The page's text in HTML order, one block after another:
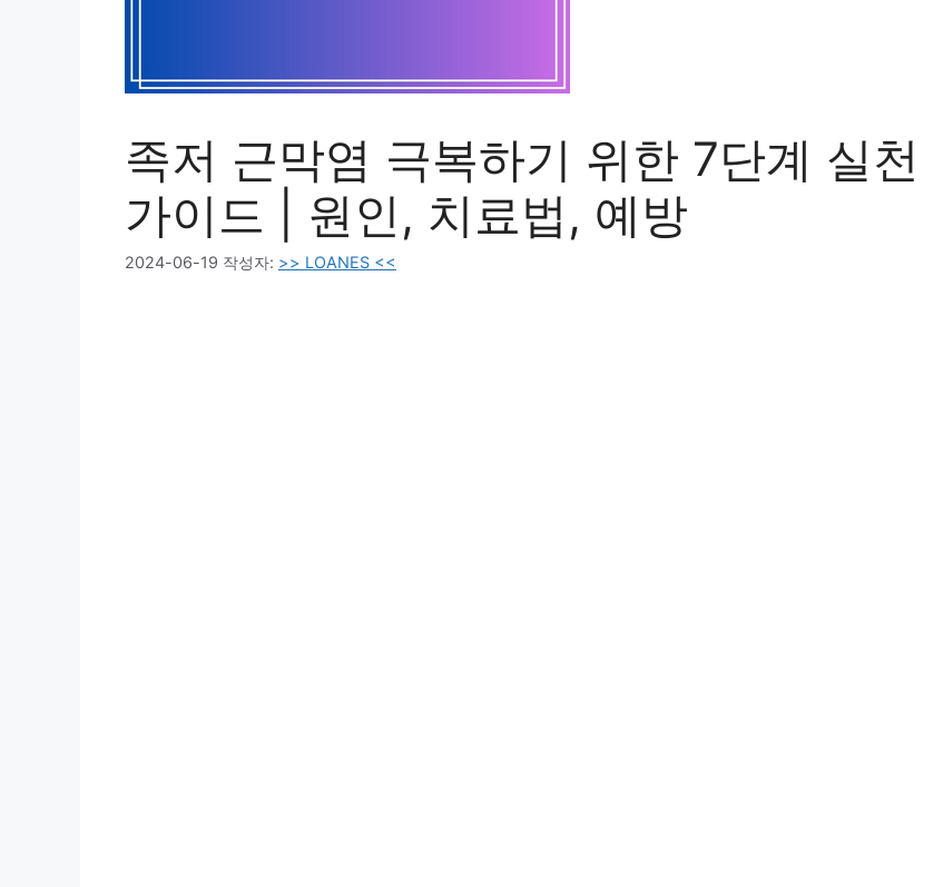
족저 근막염 극복하기 위한 7단계 실천
가이드 | 원인, 치료법, 예방
2024-06-19 작성자: >> LOANES <<